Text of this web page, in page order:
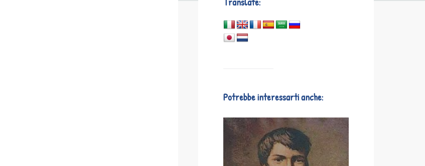
Potrebbe interessarti anche: